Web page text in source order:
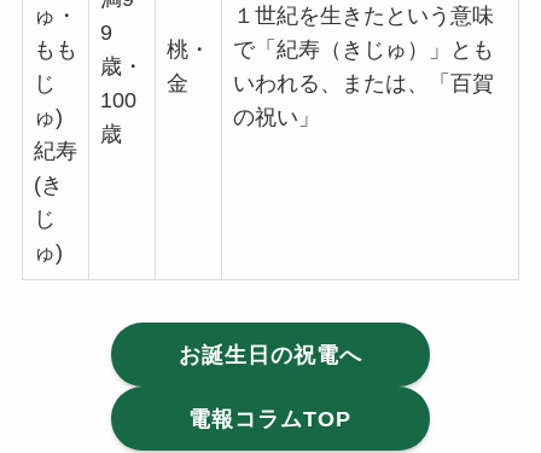
ゅ・
もも
じ
ゅ)
紀寿
(き
じ
ゅ)
9
歳・
100
歳
桃・
金
１世紀を生きたという意味
で「紀寿（きじゅ）」とも
いわれる、または、「百賀
の祝い」
お誕生日の祝電へ
電報コラムTOP